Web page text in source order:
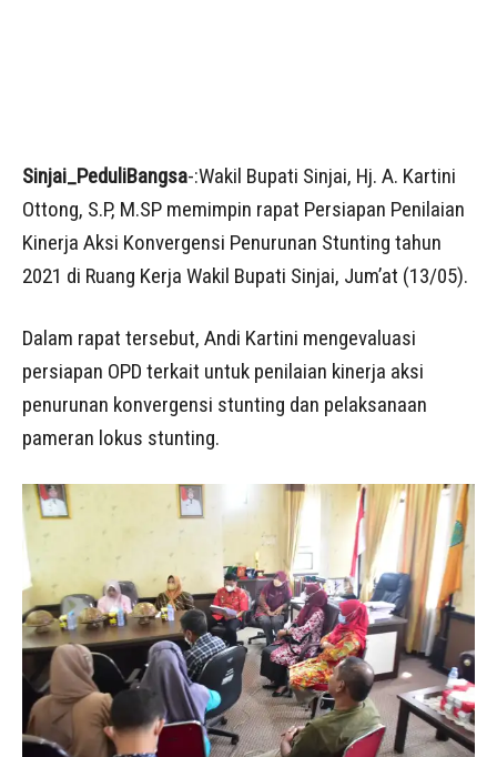
Sinjai_PeduliBangsa-:Wakil Bupati Sinjai, Hj. A. Kartini
Ottong, S.P, M.SP memimpin rapat Persiapan Penilaian
Kinerja Aksi Konvergensi Penurunan Stunting tahun
2021 di Ruang Kerja Wakil Bupati Sinjai, Jum’at (13/05).
Dalam rapat tersebut, Andi Kartini mengevaluasi
persiapan OPD terkait untuk penilaian kinerja aksi
penurunan konvergensi stunting dan pelaksanaan
pameran lokus stunting.